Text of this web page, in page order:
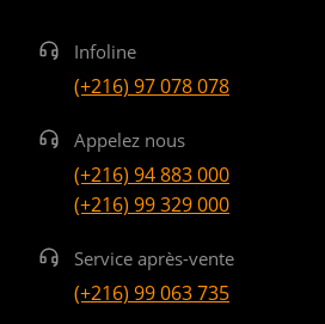
Infoline
(+216) 97 078 078
Appelez nous
(+216) 94 883 000
(+216) 99 329 000
Service après-vente
(+216) 99 063 735